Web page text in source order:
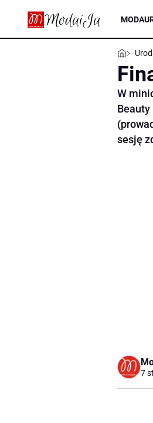
MODA
W
sesję
7